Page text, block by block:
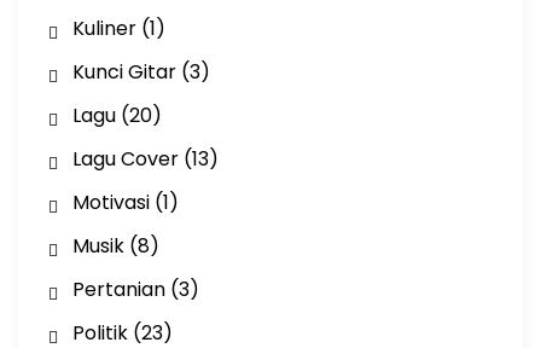
Kuliner(1)
Kunci Gitar(3)
Lagu(20)
Lagu Cover(13)
Motivasi(1)
Musik(8)
Pertanian(3)
Politik(23)